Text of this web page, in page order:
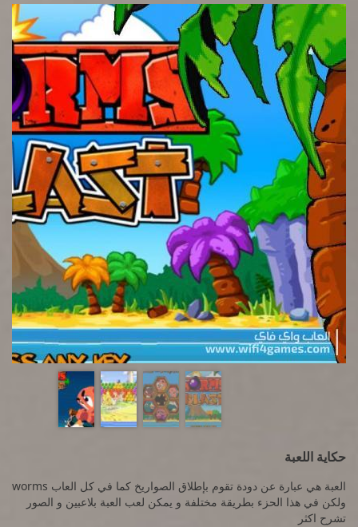
حكاية اللعبة
العبة هي عبارة عن دودة تقوم بإطلاق الصواريخ كما في كل العاب worms
ولكن في هذا الحزء بطريقة مختلفة و يمكن لعب العبة بلاعبين و الصور
تشرح اكثر